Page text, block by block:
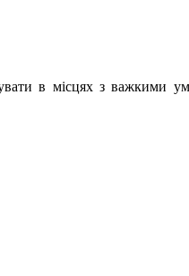
в місцях з важкими